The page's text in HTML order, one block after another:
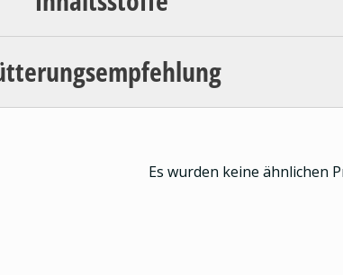
Es wurden keine ähnlichen